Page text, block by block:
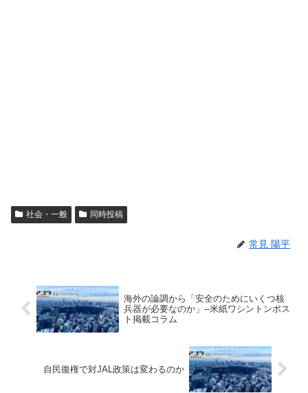
社会・一般 同時投稿
常見 陽平
海外の論調から「安全のためにいくつ核
兵器が必要なのか」--米紙ワシントンポス
ト掲載コラム
自民復権で対JAL政策は変わるのか